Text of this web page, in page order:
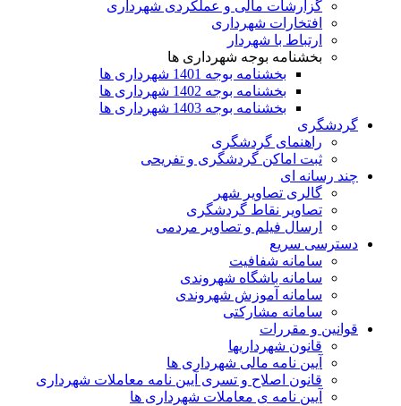
گزارشات مالی و عملکردی شهرداری
افتخارات شهرداری
ارتباط با شهردار
بخشنامه بوجه شهرداری ها
بخشنامه بوجه 1401 شهرداری ها
بخشنامه بوجه 1402 شهرداری ها
بخشنامه بوجه 1403 شهرداری ها
گردشگری
راهنمای گردشگری
ثبت اماکن گردشگری و تفریحی
چند رسانه ای
گالری تصاویر شهر
تصاویر نقاط گردشگری
ارسال فیلم و تصاویر مردمی
دسترسی سریع
سامانه شفافیت
سامانه باشگاه شهروندی
سامانه آموزش شهروندی
سامانه مشارکتی
قوانین و مقررات
قانون شهرداریها
آیین نامه مالی شهرداری ها
قانون اصلاح و تسری آیین نامه معاملات شهرداری
آیین نامه ی معاملات شهرداری ها